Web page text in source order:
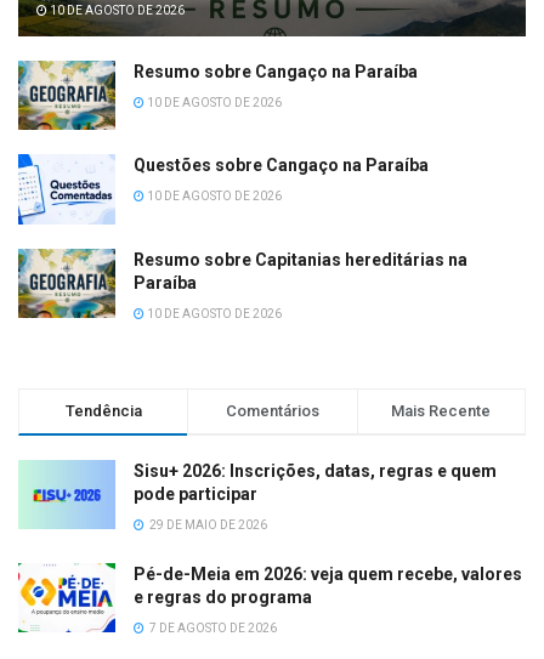
10 DE AGOSTO DE 2026
Resumo sobre Cangaço na Paraíba
10 DE AGOSTO DE 2026
Questões sobre Cangaço na Paraíba
10 DE AGOSTO DE 2026
Resumo sobre Capitanias hereditárias na
Paraíba
10 DE AGOSTO DE 2026
Tendência Comentários Mais Recente
Sisu+ 2026: Inscrições, datas, regras e quem
pode participar
29 DE MAIO DE 2026
Pé-de-Meia em 2026: veja quem recebe, valores
e regras do programa
7 DE AGOSTO DE 2026